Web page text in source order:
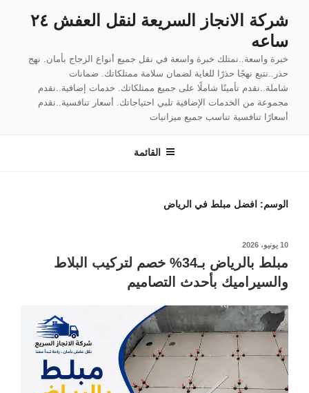
المحتوى
شركة الانجاز السريعة لنقل العفش ٢٤
ساعه
خبرة واسعة..نمتلك خبرة واسعة في نقل جميع أنواع الزجاج بأمان. نهج
حذر..نتبع نهجًا حذرًا للغاية لضمان سلامة ممتلكاتك. ضمانات
شاملة..نقدم تأمينًا شاملًا على جميع ممتلكاتك. خدمات إضافية..نقدم
مجموعة من الخدمات الإضافية تلبي احتياجاتك. أسعار تنافسية..نقدم
أسعارًا تنافسية تناسب جميع ميزانيات
القائمة
الوسم: افضل مبلط في الرياض
نُشر
10 يونيو، 2026
مبلط بالرياض بـ34% خصم لتركيب البلاط
والسيراميك بأحدث التصاميم